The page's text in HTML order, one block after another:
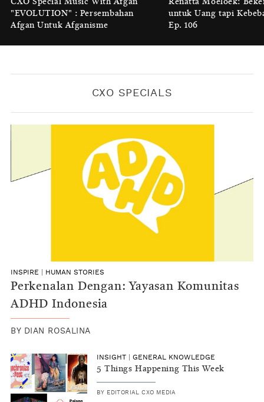
'Benteng Alam' yang Tak Lagi Bisa
Melindungi
BYKONTRIBUTOR CXO MEDIA
CXO Special Music With Afgan
"EVOLUTION" : Persembahan
Afgan Untuk Afganisme
Renatta Moeloek:
untuk Uang tapi
Ep. 106
CXO SPECIALS
INSPIRE HUMAN STORIES
Perkenalan Dengan: Yayasan Komunitas
ADHD Indonesia
BY DIAN ROSALINA
INSIGHT GENERAL KNOWLEDGE
5 Things Happening This Week
BY EDITORIAL CXO MEDIA